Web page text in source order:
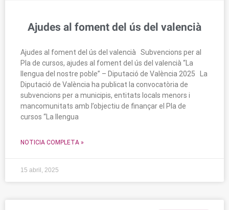
Ajudes al foment del ús del valencià
Ajudes al foment del ús del valencià Subvencions per al
Pla de cursos, ajudes al foment del ús del valencià “La
llengua del nostre poble” – Diputació de València 2025 La
Diputació de València ha publicat la convocatòria de
subvencions per a municipis, entitats locals menors i
mancomunitats amb l’objectiu de finançar el Pla de
cursos “La llengua
NOTICIA COMPLETA »
15 abril, 2025